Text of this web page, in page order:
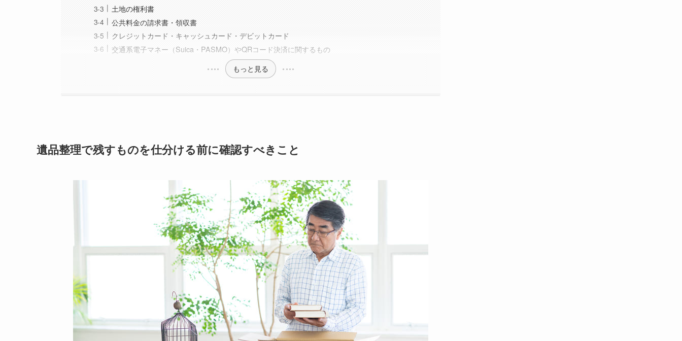
土地の権利書
公共料金の請求書・領収書
クレジットカード・キャッシュカード・デビットカード
交通系電子マネー（Suica・PASMO）やQRコード決済に関するもの
もっと見る
遺品整理で残すものを仕分ける前に確認すべきこと